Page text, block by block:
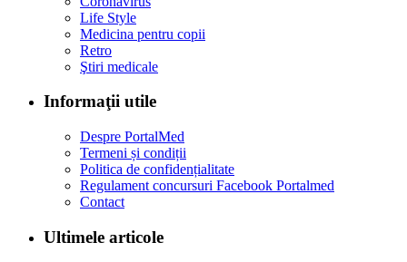
Life Style
Medicina pentru copii
Retro
Ştiri medicale
Informaţii utile
Despre PortalMed
Termeni și condiții
Politica de confidențialitate
Regulament concursuri Facebook Portalmed
Contact
Ultimele articole